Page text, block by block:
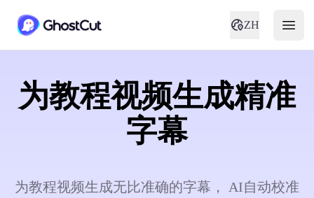
ZH
为教程视频生成精准
字幕
为教程视频生成无比准确的字幕， AI自动校准